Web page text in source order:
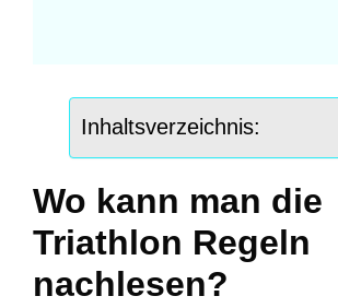
Inhaltsverzeichnis:
Wo kann man die
Triathlon Regeln
nachlesen?